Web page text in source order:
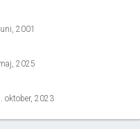
2001
2025
oktober, 2023